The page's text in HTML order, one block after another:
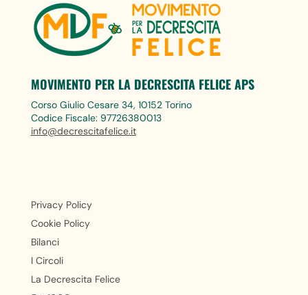
MOVIMENTO PER LA DECRESCITA FELICE APS
Corso Giulio Cesare 34, 10152 Torino
Codice Fiscale: 97726380013
info@decrescitafelice.it
Privacy Policy
Cookie Policy
Bilanci
I Circoli
La Decrescita Felice